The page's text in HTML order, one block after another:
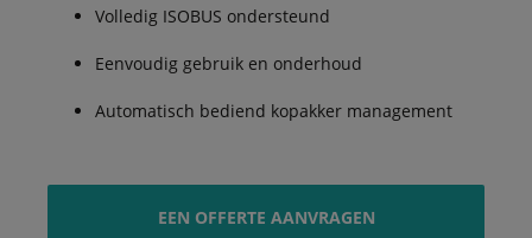
Volledig ISOBUS ondersteund
Eenvoudig gebruik en onderhoud
Automatisch bediend kopakker management
EEN OFFERTE AANVRAGEN